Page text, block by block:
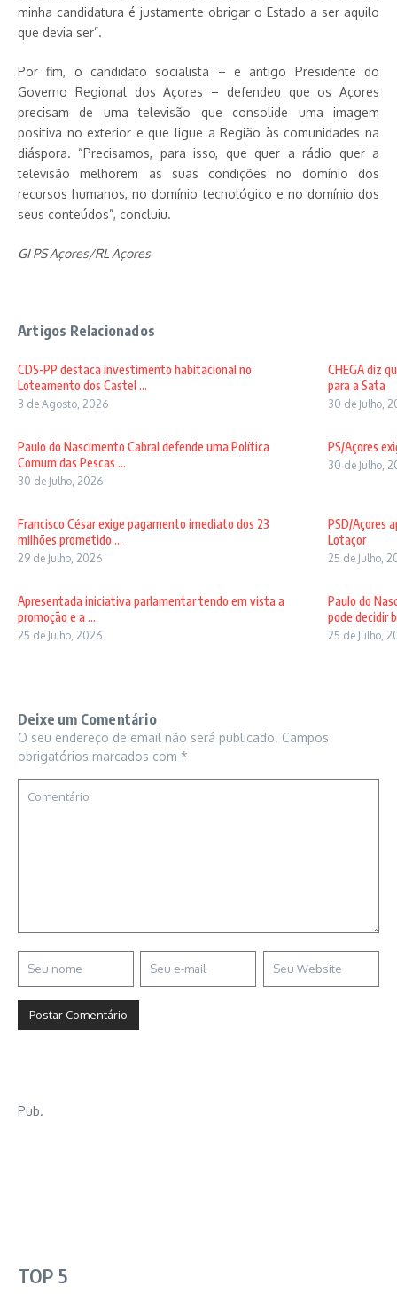
minha candidatura é justamente obrigar o Estado a ser aquilo
que devia ser”.
Por fim, o candidato socialista – e antigo Presidente do
Governo Regional dos Açores – defendeu que os Açores
precisam de uma televisão que consolide uma imagem
positiva no exterior e que ligue a Região às comunidades na
diáspora. “Precisamos, para isso, que quer a rádio quer a
televisão melhorem as suas condições no domínio dos
recursos humanos, no domínio tecnológico e no domínio dos
seus conteúdos”, concluiu.
GI PS Açores/RL Açores
Artigos Relacionados
CDS-PP destaca investimento habitacional no
Loteamento dos Castel ...
3 de Agosto, 2026
CHEGA diz
para a Sata
30 de Julho,
Paulo do Nascimento Cabral defende uma Política
Comum das Pescas ...
30 de Julho, 2026
PS/Açores
30 de Julho,
Francisco César exige pagamento imediato dos 23
milhões prometido ...
29 de Julho, 2026
PSD/Açores
Lotaçor
25 de Julho,
Apresentada iniciativa parlamentar tendo em vista a
promoção e a ...
25 de Julho, 2026
Paulo do
pode decidir
25 de Julho,
Deixe um Comentário
O seu endereço de email não será publicado. Campos
obrigatórios marcados com *
Pub.
TOP 5